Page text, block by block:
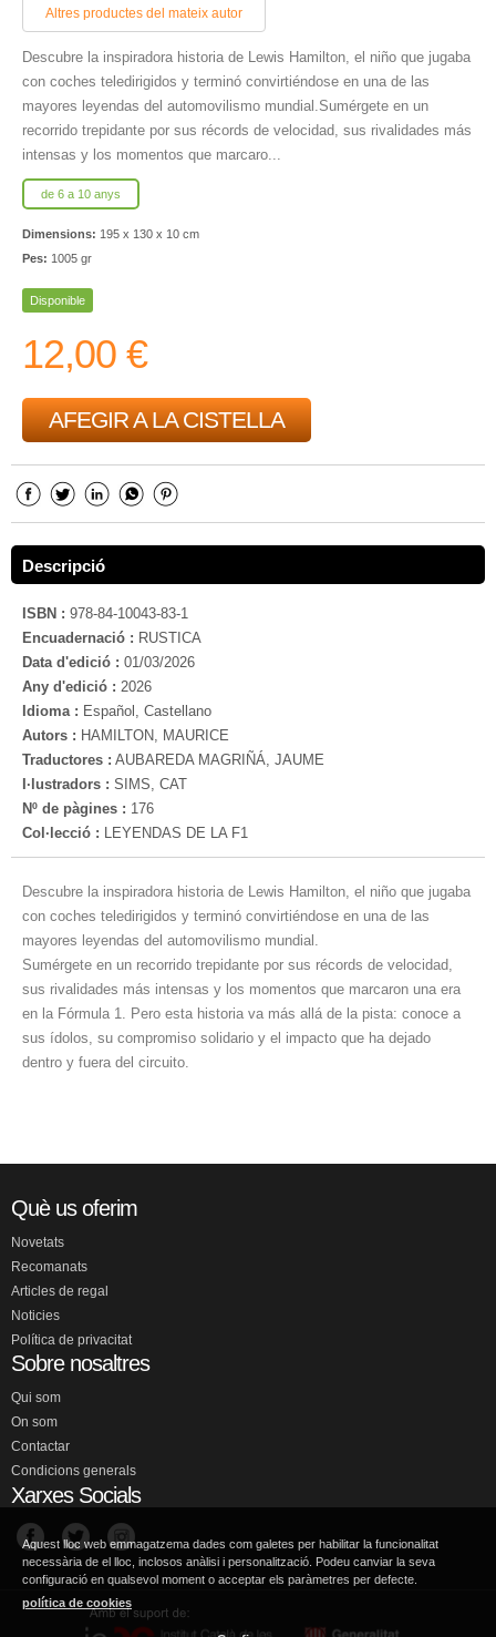
Altres productes del mateix autor
Descubre la inspiradora historia de Lewis Hamilton, el niño que jugaba
con coches teledirigidos y terminó convirtiéndose en una de las
mayores leyendas del automovilismo mundial.Sumérgete en un
recorrido trepidante por sus récords de velocidad, sus rivalidades más
intensas y los momentos que marcaro...
de 6 a 10 anys
Dimensions: 195 x 130 x 10 cm
Pes: 1005 gr
Disponible
12,00 €
AFEGIR A LA CISTELLA
Descripció
ISBN : 978-84-10043-83-1
Encuadernació : RUSTICA
Data d'edició : 01/03/2026
Any d'edició : 2026
Idioma : Español, Castellano
Autors : HAMILTON, MAURICE
Traductores : AUBAREDA MAGRIÑÁ, JAUME
I·lustradors : SIMS, CAT
Nº de pàgines : 176
Col·lecció : LEYENDAS DE LA F1
Descubre la inspiradora historia de Lewis Hamilton, el niño que jugaba
con coches teledirigidos y terminó convirtiéndose en una de las
mayores leyendas del automovilismo mundial.
Sumérgete en un recorrido trepidante por sus récords de velocidad,
sus rivalidades más intensas y los momentos que marcaron una era
en la Fórmula 1. Pero esta historia va más allá de la pista: conoce a
sus ídolos, su compromiso solidario y el impacto que ha dejado
dentro y fuera del circuito.
Què us oferim
Novetats
Recomanats
Articles de regal
Noticies
Política de privacitat
Sobre nosaltres
Qui som
On som
Contactar
Condicions generals
Xarxes Socials
Aquest lloc web emmagatzema dades com galetes per habilitar la funcionalitat
necessària de el lloc, inclosos anàlisi i personalització. Podeu canviar la seva
configuració en qualsevol moment o acceptar els paràmetres per defecte.
política de cookies